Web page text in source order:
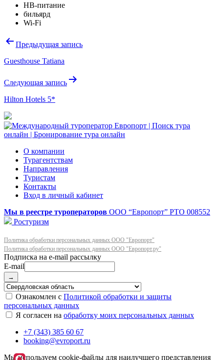
НB-питание
бильярд
Wi-Fi
Навигация
записям
Предыдущая запись
Guesthouse Tatiana
Следующая запись
Hilton Hotels 5*
О компании
Турагентствам
Направления
Туристам
Контакты
Вход в личный кабинет
Мы в реестре туроператоров ООО “Европорт” РТО 008552
Ростуризм
Политика обработки персональных данных ООО "Европорт"
Политика обработки персональных данных ООО "Европорт.ру"
E-mail
→
Ознакомлен с Политикой обработки и защиты
персональных данных
Я согласен на обработку моих персональных данных
+7 (343) 385 60 67
booking@evroport.ru
Мы используем cookie-файлы для наилучшего представления